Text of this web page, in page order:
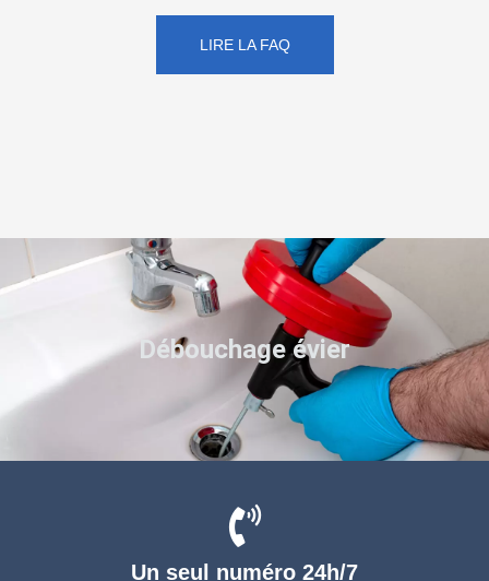
LIRE LA FAQ
Un seul numéro 24h/7
Débouchage évier